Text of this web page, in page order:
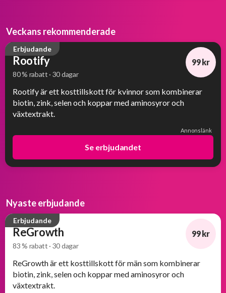
Veckans rekommenderade
Erbjudande
Rootify
80 % rabatt · 30 dagar
99 kr
Rootify är ett kosttillskott för kvinnor som kombinerar
biotin, zink, selen och koppar med aminosyror och
växtextrakt.
Annonslänk
Se erbjudandet
Nyaste erbjudande
Erbjudande
ReGrowth
83 % rabatt · 30 dagar
99 kr
ReGrowth är ett kosttillskott för män som kombinerar
biotin, zink, selen och koppar med aminosyror och
växtextrakt.